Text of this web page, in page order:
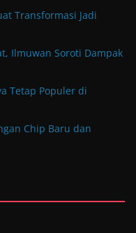
Transformasi Jadi
Ilmuwan Soroti Dampak
Tetap Populer di
Chip Baru dan